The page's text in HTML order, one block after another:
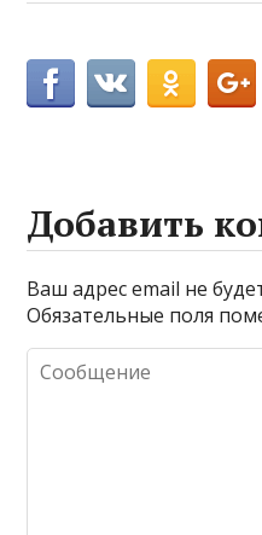
Добавить
Ваш адрес email не
Обязательные поля